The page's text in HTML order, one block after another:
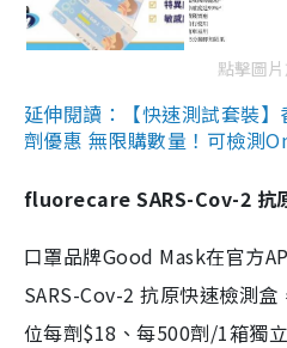
點擊圖
延伸閱讀：【快速測試套裝
劑優惠 無限購數量！可檢測
fluorecare SARS-Cov-2 抗
口罩品牌Good Mask在官方
SARS-Cov-2 抗原快速檢測
位每劑$18、每500劑/1箱獨